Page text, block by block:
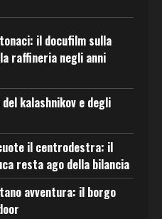
il docufilm sulla
raffineria negli anni
kalashnikov e degli
il centrodestra: il
resta ago della bilancia
avventura: il borgo